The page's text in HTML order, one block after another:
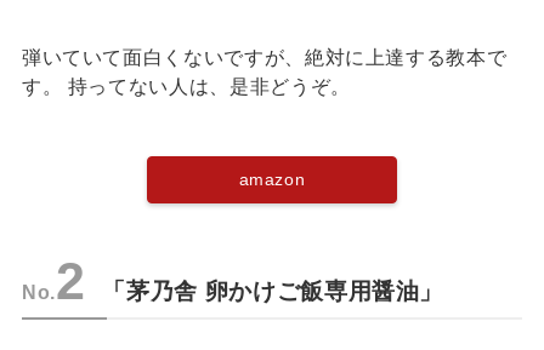
弾いていて面白くないですが、絶対に上達する教本で
す。 持ってない人は、是非どうぞ。
amazon
No.2 「茅乃舎 卵かけご飯専用醤油」